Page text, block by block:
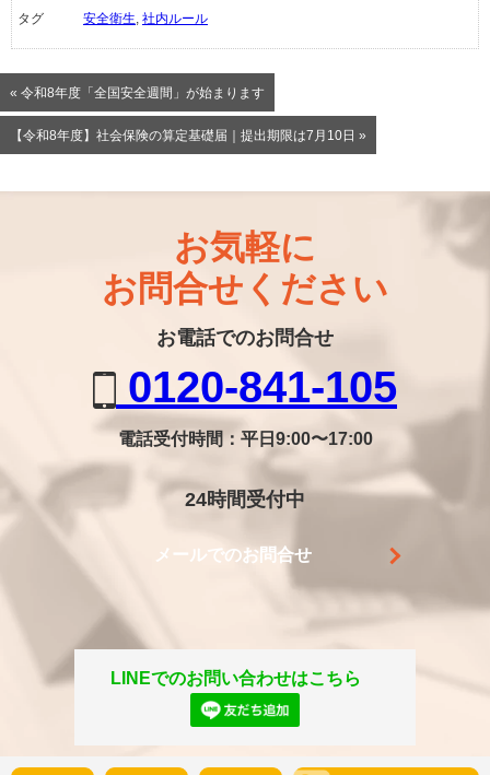
タグ 安全衛生 社内ルール
« 令和8年度「全国安全週間」が始まります
【令和8年度】社会保険の算定基礎届｜提出期限は7月10日 »
お気軽に
お問合せください
お電話でのお問合せ
0120-841-105
電話受付時間：平日9:00〜17:00
24時間受付中
メールでのお問合せ
LINEでのお問い合わせはこちら